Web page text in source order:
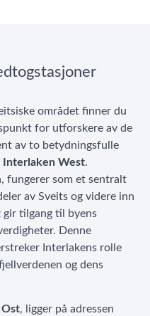
området finner du
for utforskere av de
av to betydningsfulle
Interlaken West.
fungerer som et sentralt
av Sveits og videre inn
gir tilgang til byens
Denne
Interlakens rolle
og dens
Ost, ligger på adressen